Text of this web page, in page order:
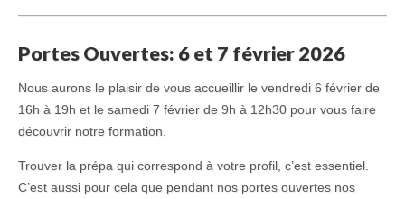
Portes Ouvertes: 6 et 7 février 2026
Nous aurons le plaisir de vous accueillir le vendredi 6 février de
16h à 19h et le samedi 7 février de 9h à 12h30 pour vous faire
découvrir notre formation.
Trouver la prépa qui correspond à votre profil, c’est essentiel.
C’est aussi pour cela que pendant nos portes ouvertes nos